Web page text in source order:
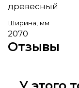
древесный
Ширина, мм
2070
Отзывы